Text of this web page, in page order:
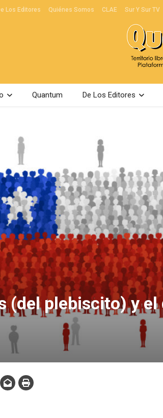
Los Editores Quiénes Somos CLAE Sur Y Sur TV
Quantum De Los Editores
(del plebiscito) y